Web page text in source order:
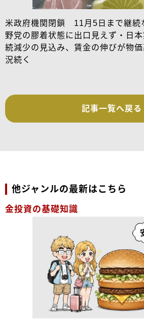
米政府機関閉鎖 11月5日まで継続
野党の膠着状態に出口見えず・日
続減少の見込み、賃金の伸びが物
況続く
記事一覧へ戻る
他ジャンルの最新はこちら
金投資の基礎知識